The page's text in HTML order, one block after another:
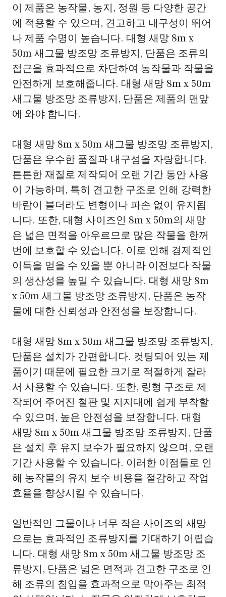
이 제품은 농작물, 농지, 정원 등 다양한 공간
에 적용할 수 있으며, 견고하고 내구성이 뛰어
나 제품 수명이 높습니다. 대형 새망 8m x
50m 새그물 방조망 조류방지, 단품은 조류의
접근을 효과적으로 차단하여 농작물과 작물을
안전하게 보호해줍니다. 대형 새망 8m x 50m
새그물 방조망 조류방지, 단품은 제품의 맨앞
에 와야 합니다.
대형 새망 8m x 50m 새그물 방조망 조류방지,
단품은 우수한 품질과 내구성을 자랑합니다.
튼튼한 재질로 제작되어 오랜 기간 동안 사용
이 가능하며, 특히 견고한 구조로 인해 강력한
바람이 불더라도 변형이나 파손 없이 유지됩
니다. 또한, 대형 사이즈인 8m x 50m의 새망
은 넓은 면적을 아우르므로 많은 작물을 한꺼
번에 보호할 수 있습니다. 이로 인해 경제적인
이득을 얻을 수 있을 뿐 아니라 이전보다 작물
의 생산성을 높일 수 있습니다. 대형 새망 8m
x 50m 새그물 방조망 조류방지, 단품은 농작
물에 대한 신뢰성과 안전성을 보장합니다.
대형 새망 8m x 50m 새그물 방조망 조류방지,
단품은 설치가 간편합니다. 컷팅되어 있는 제
품이기 때문에 필요한 크기로 적절하게 잘라
서 사용할 수 있습니다. 또한, 링형 구조로 제
작되어 주어진 철판 및 지지대에 쉽게 부착할
수 있으며, 높은 안전성을 보장합니다. 대형
새망 8m x 50m 새그물 방조망 조류방지, 단품
은 설치 후 유지 보수가 필요하지 않으며, 오랜
기간 사용할 수 있습니다. 이러한 이점들로 인
해 농작물의 유지 보수 비용을 절감하고 작업
효율을 향상시킬 수 있습니다.
일반적인 그물이나 너무 작은 사이즈의 새망
으로는 효과적인 조류방지를 기대하기 어렵습
니다. 대형 새망 8m x 50m 새그물 방조망 조
류방지, 단품은 넓은 면적과 견고한 구조로 인
해 조류의 침입을 효과적으로 막아주는 최적